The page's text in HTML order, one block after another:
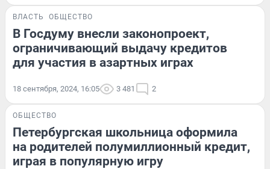
ВЛАСТЬ ОБЩЕСТВО
В Госдуму внесли законопроект,
ограничивающий выдачу кредитов
для участия в азартных играх
18 сентября, 2024, 16:05 3 481 2
ОБЩЕСТВО
Петербургская школьница оформила
на родителей полумиллионный кредит,
играя в популярную игру